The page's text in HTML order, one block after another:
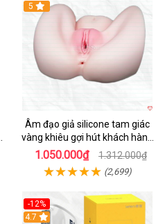
Hot
5
Âm đạo giả silicone tam giác
vàng khiêu gợi hút khách hàng
nam
1.050.000₫ 1.312.000₫
(2,699)
-12%
Hot
4.7